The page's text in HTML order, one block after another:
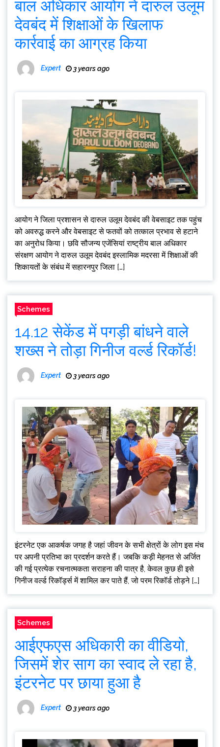
बाल अधिकार आयोग ने दारुल उलूम
देवबंद में शिक्षाओं के खिलाफ
कार्रवाई का आग्रह किया
Expert 3 years ago
आयोग ने जिला प्रशासन से दारुल उलूम देवबंद की वेबसाइट तक पहुंच
को अवरुद्ध करने और वेबसाइट से फतवों को तत्काल प्रभाव से हटाने
का अनुरोध किया। छवि सौजन्य एजेंसियां राष्ट्रीय बाल अधिकार
संरक्षण आयोग ने दारुल उलूम देवबंद इस्लामिक मदरसा में शिक्षाओं की
शिकायतों के संबंध में सहारनपुर जिला […]
Schemes
14.12 सेकेंड में पगड़ी बांधने वाले
शख्स ने तोड़ा गिनीज वर्ल्ड रिकॉर्ड!
Expert 3 years ago
इंटरनेट एक आकर्षक जगह है जहां जीवन के सभी क्षेत्रों के लोग इस मंच
पर अपनी प्रतिभा का प्रदर्शन करते हैं। जबकि कड़ी मेहनत से अर्जित
की गई प्रत्येक रचनात्मकता सराहना की पात्र है, केवल कुछ ही इसे
गिनीज वर्ल्ड रिकॉर्ड्स में शामिल कर पाते हैं, जो परम रिकॉर्ड तोड़ने […]
Schemes
आईएफएस अधिकारी का वीडियो,
जिसमें शेर साग का स्वाद ले रहा है,
इंटरनेट पर छाया हुआ है
Expert 3 years ago